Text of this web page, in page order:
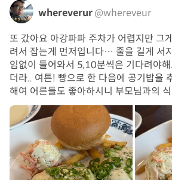
whereverur@whereveur
또 갔아요 아강파파 주차가 어렵지만 그
려서 잡는게 먼저입니다… 줄을 길게 서
임없이 들어와서 5,10분씩은 기다려야
더라.. 여튼! 빵으로 한 다음에 공기밥을
해여 어른들도 좋아하시니 부모님과의